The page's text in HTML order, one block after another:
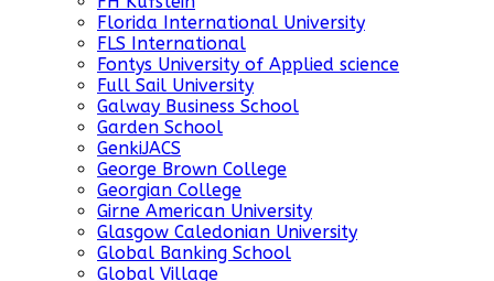
Florida International University
FLS International
Fontys University of Applied science
Full Sail University
Galway Business School
Garden School
GenkiJACS
George Brown College
Georgian College
Girne American University
Glasgow Caledonian University
Global Banking School
Global Village